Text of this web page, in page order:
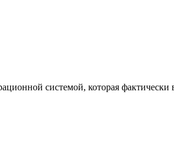
системой, которая